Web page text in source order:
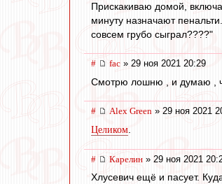
Прискакиваю домой,
минуту назначают
совсем грубо сыграл????"
# fac » 29 ноя 2021 20:29
Смотрю лошню , и думаю ,
# Alex Green » 29 ноя 2021
Целиком
# Карелин » 29 ноя 2021
Хлусевич ещё и пасует.